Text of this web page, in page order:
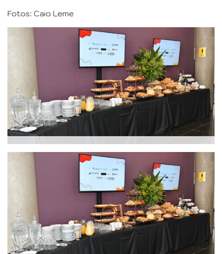
Fotos: Caio Leme